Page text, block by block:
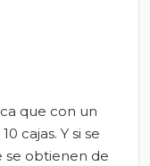
que con un
cajas. Y si se
se obtienen de